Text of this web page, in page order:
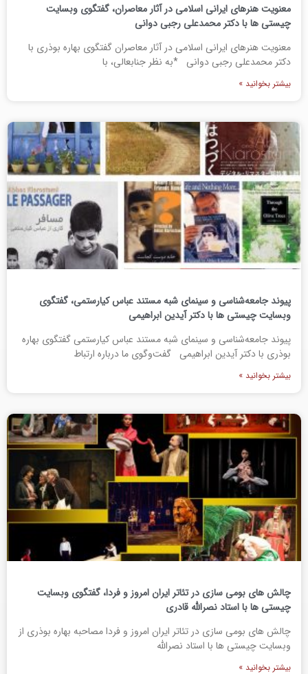
معنویت هنرهای ایرانی اسلامی در آثار معاصران، گفتگوی وبسایت
چیستی ها با دکتر محمدعلی رجبی دوانی
معنویت هنرهای ایرانی اسلامی در آثار معاصران گفتگوی بهاره بوذری با
دکتر محمدعلی رجبی دوانی *به نظر جنابعالی، با
بیشتر بخوانید »
پیوند جامعه‌شناسی و سینمای شبه مستند عباس کیارستمی، گفتگوی
وبسایت چیستی ها با دکتر آیدین ابراهیمی
پیوند جامعه‌شناسی و سینمای شبه مستند عباس کیارستمی گفتگوی بهاره
بوذری با دکتر آیدین ابراهیمی گفت‌وگوی ما درباره ارتباط
بیشتر بخوانید »
چالش های بومی سازی در تئاتر ایران امروز و فردا، گفتگوی وبسایت
چیستی ها با استاد نصرالله قادری
چالش های بومی سازی در تئاتر ایران امروز و فردا مصاحبه بهاره بوذری از
وبسایت چیستی ها با استاد نصرالله
بیشتر بخوانید »